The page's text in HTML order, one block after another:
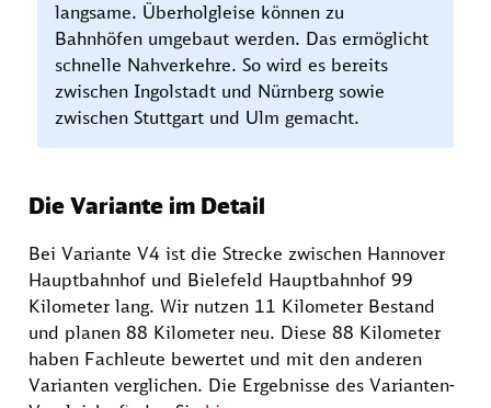
langsame. Überholgleise können zu
Bahnhöfen umgebaut werden. Das ermöglicht
schnelle Nahverkehre. So wird es bereits
zwischen Ingolstadt und Nürnberg sowie
zwischen Stuttgart und Ulm gemacht.
Die Variante im Detail
Bei Variante V4 ist die Strecke zwischen Hannover
Hauptbahnhof und Bielefeld Hauptbahnhof 99
Kilometer lang. Wir nutzen 11 Kilometer Bestand
und planen 88 Kilometer neu. Diese 88 Kilometer
haben Fachleute bewertet und mit den anderen
Varianten verglichen. Die Ergebnisse des Varianten-